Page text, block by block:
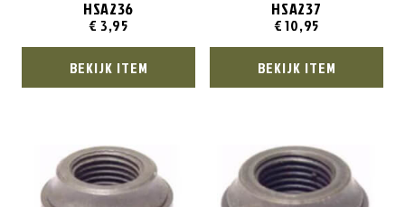
HSA236
€ 3,95
BEKIJK ITEM
HSA237
€10,95
BEKIJK ITEM